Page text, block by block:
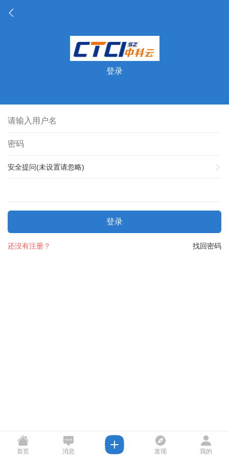
登录
安全提问(未设置请忽略)
登录
找回密码
还没有注册？
首页 消息 发现 我的